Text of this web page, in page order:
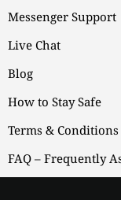
Messenger Support
Live Chat
Blog
How to Stay Safe
Terms & Conditions
FAQ – Frequently